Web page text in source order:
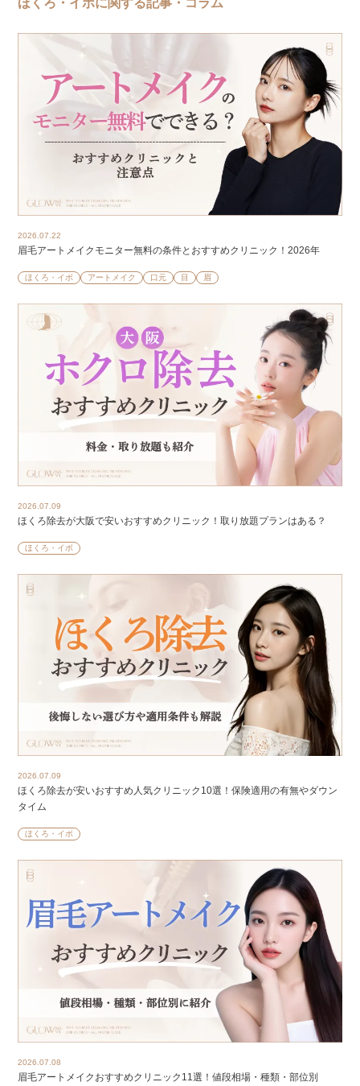
ほくろ・イボに関する記事・コラム
2026.07.22
眉毛アートメイクモニター無料の条件とおすすめクリニック！2026年
ほくろ・イボ アートメイク 口元 目 眉
2026.07.09
ほくろ除去が大阪で安いおすすめクリニック！取り放題プランはある？
ほくろ・イボ
2026.07.09
ほくろ除去が安いおすすめ人気クリニック10選！保険適用の有無やダウン
タイム
ほくろ・イボ
2026.07.08
眉毛アートメイクおすすめクリニック11選！値段相場・種類・部位別